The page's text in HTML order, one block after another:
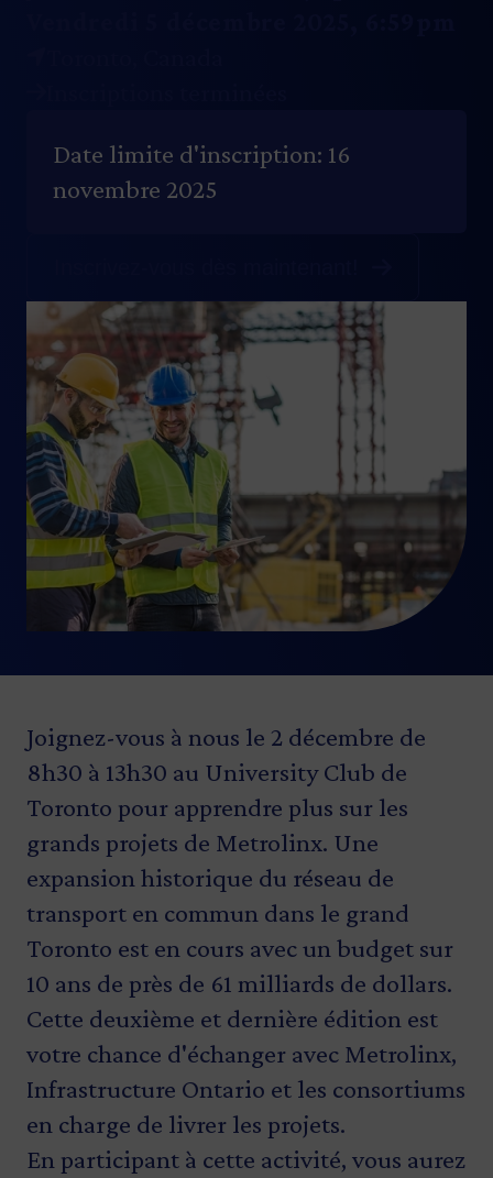
Date limite d'inscription: 16
novembre 2025
Image
Joignez-vous à nous le 2 décembre de
8h30 à 13h30 au University Club de
Toronto pour apprendre plus sur les
grands projets de Metrolinx. Une
expansion historique du réseau de
transport en commun dans le grand
Toronto est en cours avec un budget sur
10 ans de près de 61 milliards de dollars.
Cette deuxième et dernière édition est
votre chance d'échanger avec Metrolinx,
Infrastructure Ontario et les consortiums
en charge de livrer les projets.
En participant à cette activité, vous aurez